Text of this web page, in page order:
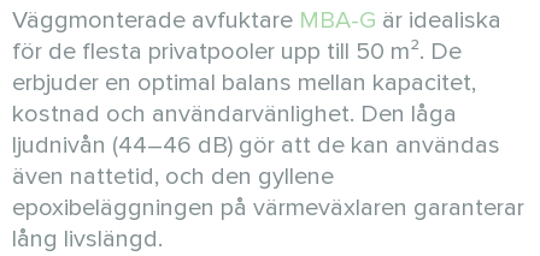
Väggmonterade avfuktare MBA-G är idealiska
för de flesta privatpooler upp till 50 m². De
erbjuder en optimal balans mellan kapacitet,
kostnad och användarvänlighet. Den låga
ljudnivån (44–46 dB) gör att de kan användas
även nattetid, och den gyllene
epoxibeläggningen på värmeväxlaren garanterar
lång livslängd.